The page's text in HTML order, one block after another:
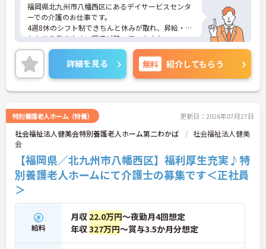
福岡県北九州市八幡西区にあるデイサービスセンタ
ーでの介護のお仕事です。
4週8休のシフト制できちんと休みが取れ、昇給・賞
与もあり働きやすい環境が整っています♪
自動車の運転免許をお持ちなら、介護の資格を持っ
ていない方も大歓迎です！
研修制度も充実しており、将来を見据えたキャリア
アップを目指す方にもピッタリの職場です◎
スタッフ同士の交流も盛んで飲み会やお誕生会を行
ご興味がある方は是非一度マイナビまでお問合せ下
さい。更に詳細などお伝えします。
詳細を見る 無料 紹介してもらう
特別養護老人ホーム（特養） 更新日：2026年07月27日
社会福祉法人健美会特別養護老人ホーム第二わかば
社会福祉法人健美
会
【福岡県／北九州市八幡西区】福利厚生充実♪特
別養護老人ホームにて介護士の募集です＜正社員
＞
給料
月収 22.0万円～夜勤月4回想定
年収327万円～賞与3.5か月分想定